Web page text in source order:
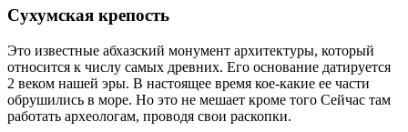
Сухумская крепость
Это известные абхазский монумент архитектуры, который
относится к числу самых древних. Его основание датируется
2 веком нашей эры. В настоящее время кое-какие ее части
обрушились в море. Но это не мешает кроме того Сейчас там
работать археологам, проводя свои раскопки.